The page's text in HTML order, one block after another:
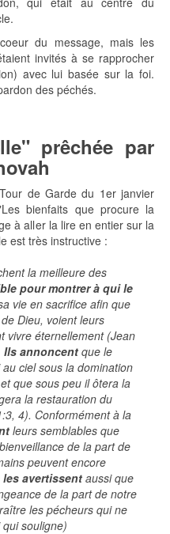
du message, mais les
invités à se rapprocher
avec lui basée sur la foi.
des péchés.
prêchée par
de Garde du 1er janvier
bienfaits que procure la
à aller la lire en entier sur la
est très instructive :
la meilleure des
pour montrer à qui le
vie en sacrifice afin que
Dieu, voient leurs
vivre éternellement (Jean
Ils annoncent que le
ciel sous la domination
que sous peu il ôtera la
la restauration du
4). Conformément à la
leurs semblables que
de la part de
peuvent encore
les avertissent aussi que
de la part de notre
les pécheurs qui ne
souligne)